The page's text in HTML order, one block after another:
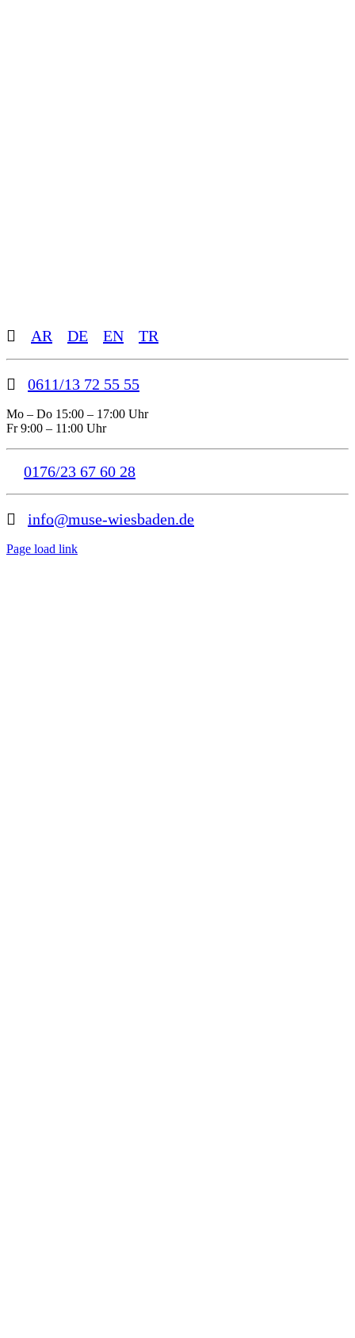
Toggle
Sliding
Bar
AR DE EN TR
0611/13 72 55 55
Mo – Do 15:00 – 17:00 Uhr
Fr 9:00 – 11:00 Uhr
0176/23 67 60 28
info@muse-wiesbaden.de
Page load link